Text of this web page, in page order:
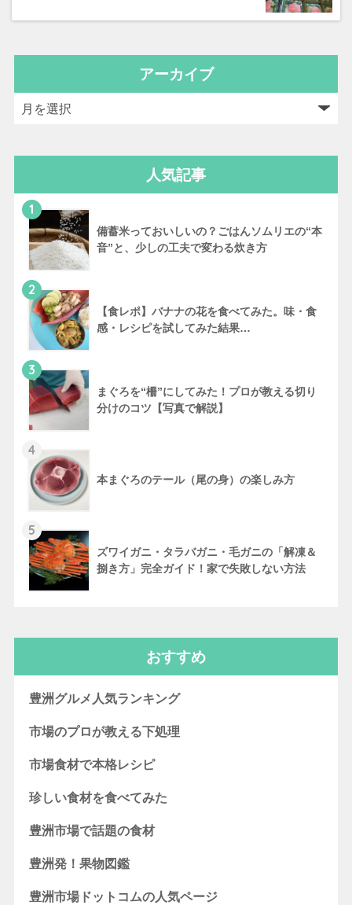
アーカイブ
人気記事
1
備蓄米っておいしいの？ごはんソムリエの“本
音”と、少しの工夫で変わる炊き方
2
【食レポ】バナナの花を食べてみた。味・食
感・レシピを試してみた結果…
3
まぐろを“柵”にしてみた！プロが教える切り
分けのコツ【写真で解説】
4
本まぐろのテール（尾の身）の楽しみ方
5
ズワイガニ・タラバガニ・毛ガニの「解凍＆
捌き方」完全ガイド！家で失敗しない方法
おすすめ
豊洲グルメ人気ランキング
市場のプロが教える下処理
市場食材で本格レシピ
珍しい食材を食べてみた
豊洲市場で話題の食材
豊洲発！果物図鑑
豊洲市場ドットコムの人気ページ